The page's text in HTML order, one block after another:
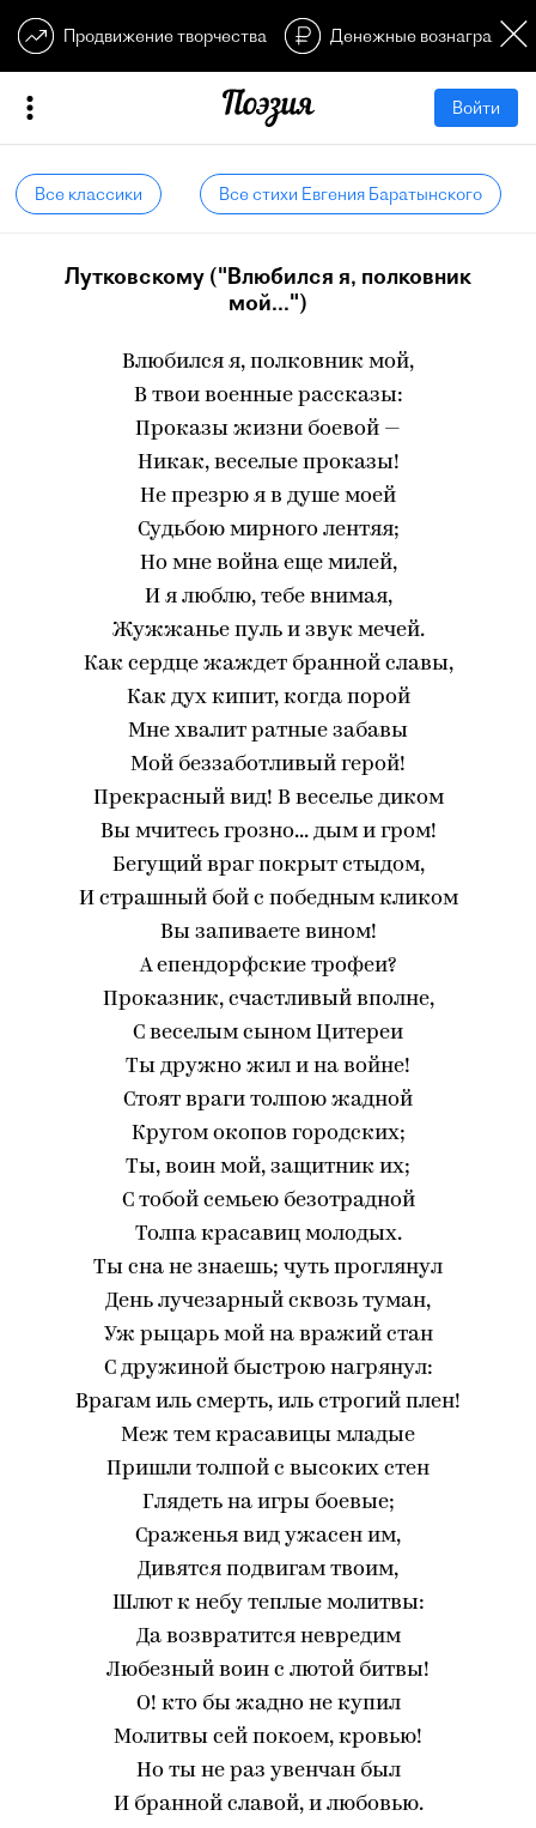
Продвижение творчества Денежные
Войти
Все классики Все стихи Евгения Баратынского
Лутковскому ("Влюбился я, полковник
мой...")
Влюбился я, полковник мой,
В твои военные рассказы:
Проказы жизни боевой —
Никак, веселые проказы!
Не презрю я в душе моей
Судьбою мирного лентяя;
Но мне война еще милей,
И я люблю, тебе внимая,
Жужжанье пуль и звук мечей.
Как сердце жаждет бранной славы,
Как дух кипит, когда порой
Мне хвалит ратные забавы
Мой беззаботливый герой!
Прекрасный вид! В веселье диком
Вы мчитесь грозно... дым и гром!
Бегущий враг покрыт стыдом,
И страшный бой с победным кликом
Вы запиваете вином!
А епендорфские трофеи?
Проказник, счастливый вполне,
С веселым сыном Цитереи
Ты дружно жил и на войне!
Стоят враги толпою жадной
Кругом окопов городских;
Ты, воин мой, защитник их;
С тобой семьею безотрадной
Толпа красавиц молодых.
Ты сна не знаешь; чуть проглянул
День лучезарный сквозь туман,
Уж рыцарь мой на вражий стан
С дружиной быстрою нагрянул:
Врагам иль смерть, иль строгий плен!
Меж тем красавицы младые
Пришли толпой с высоких стен
Глядеть на игры боевые;
Сраженья вид ужасен им,
Дивятся подвигам твоим,
Шлют к небу теплые молитвы:
Да возвратится невредим
Любезный воин с лютой битвы!
О! кто бы жадно не купил
Молитвы сей покоем, кровью!
Но ты не раз увенчан был
И бранной славой, и любовью.